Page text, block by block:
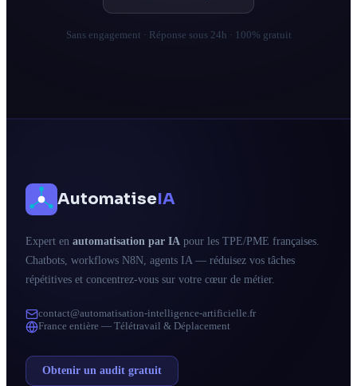
Sans engagement · Réponse sous 24h · 100% gratuit
AutomatiseIA
Expert en automatisation par IA pour les TPE/PME françaises.
Chatbots, workflows N8N, agents IA — réduisez vos tâches
répétitives et concentrez-vous sur votre cœur de métier.
contact@automatisation-intelligence-artificielle.fr
France entière — Télétravail & Déplacement
Obtenir un audit gratuit